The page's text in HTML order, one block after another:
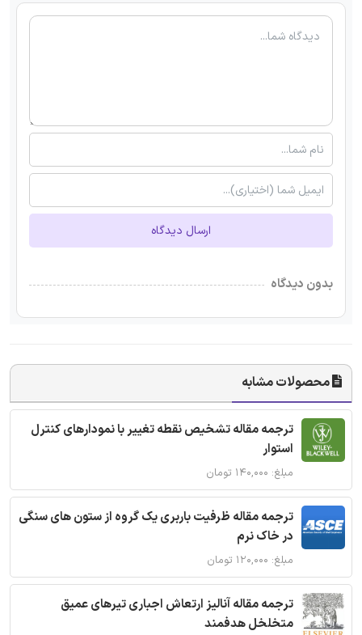
ارسال دیدگاه
بدون دیدگاه
محصولات مشابه
ترجمه مقاله تشخیص نقطه تغییر با نمودارهای کنترل
استوار
مبلغ: ۱۴۰,۰۰۰ تومان
ترجمه مقاله ظرفیت باربری یک گروه از ستون های سنگی
در خاک نرم
مبلغ: ۱۲۰,۰۰۰ تومان
ترجمه مقاله آنالیز ارتعاش اجباری تیرهای عمیق
متخلخل هدفمند